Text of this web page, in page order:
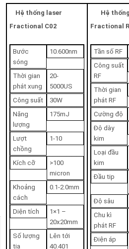
Hệ thống laser
Fractional C02
Bước
sóng
10.600nm
Thời gian
phát xung
20-
5000US
Công suất
30W
Năng
lượng
175mJ
Lượt
chồng
1-10
Kích cỡ
>100
micron
Khoảng
cách
0.1-2.0mm
Diện tích
1×1 –
20x20mm
Số lượng
tia
Lên tới
40.401
Hệ thống
Fractional
Tần số RF
Công suất
RF
Thời gian
phát RF
Cường độ
Độ dày
kim
Loại đầu
kim
Đầu tip
Độ sâu
Chu kì
phát RF
Điện áp